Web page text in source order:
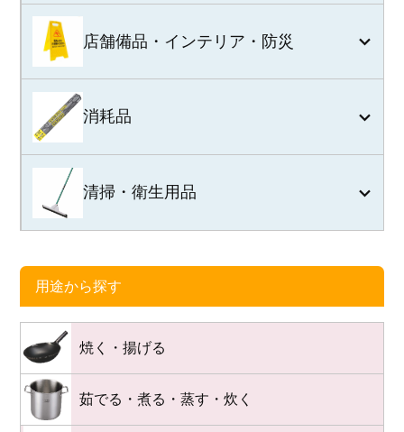
店舗備品・インテリア・防災
消耗品
清掃・衛生用品
用途から探す
焼く・揚げる
茹でる・煮る・蒸す・炊く